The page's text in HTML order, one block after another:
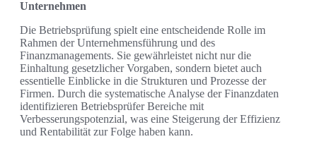
Unternehmen
Die Betriebsprüfung spielt eine entscheidende Rolle im
Rahmen der Unternehmensführung und des
Finanzmanagements. Sie gewährleistet nicht nur die
Einhaltung gesetzlicher Vorgaben, sondern bietet auch
essentielle Einblicke in die Strukturen und Prozesse der
Firmen. Durch die systematische Analyse der Finanzdaten
identifizieren Betriebsprüfer Bereiche mit
Verbesserungspotenzial, was eine Steigerung der Effizienz
und Rentabilität zur Folge haben kann.